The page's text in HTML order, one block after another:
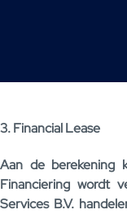
3. Financial Lease
Aan de berekening
Financiering wordt
Services B.V.